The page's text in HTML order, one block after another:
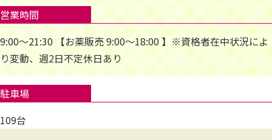
営業時間
9:00～21:30 【お薬販売 9:00～18:00 】※資格者在中状況によ
り変動、週2日不定休日あり
駐車場
109台